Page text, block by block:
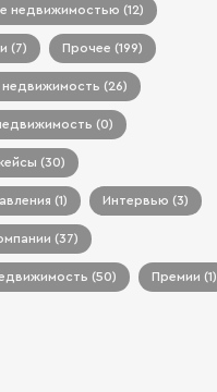
недвижимостью (12)
(7) Прочее (199)
недвижимость (26)
(0)
(30)
(1) Интервью (3)
(37)
(50) Премии (1)